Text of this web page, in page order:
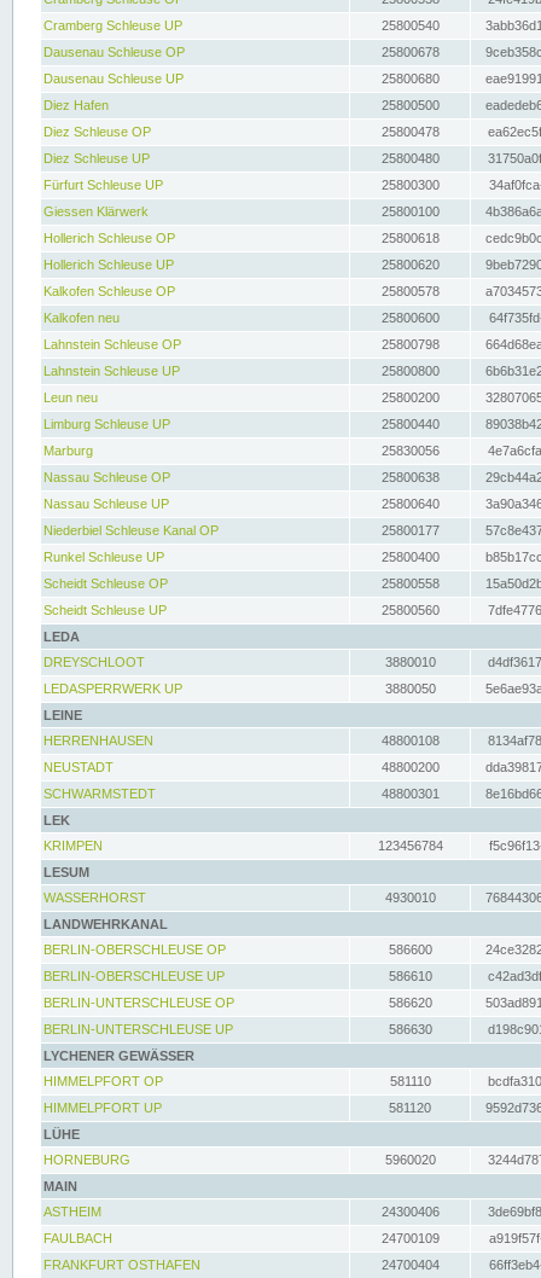
Cramberg Schleuse UP
25800540
Dausenau Schleuse OP
25800678
Dausenau Schleuse UP
25800680
Diez Hafen
25800500
Diez Schleuse OP
25800478
Diez Schleuse UP
25800480
Fürfurt Schleuse UP
25800300
Giessen Klärwerk
25800100
Hollerich Schleuse OP
25800618
Hollerich Schleuse UP
25800620
Kalkofen Schleuse OP
25800578
Kalkofen neu
25800600
Lahnstein Schleuse OP
25800798
Lahnstein Schleuse UP
25800800
Leun neu
25800200
Limburg Schleuse UP
25800440
Marburg
25830056
Nassau Schleuse OP
25800638
Nassau Schleuse UP
25800640
Niederbiel Schleuse Kanal OP
25800177
Runkel Schleuse UP
25800400
Scheidt Schleuse OP
25800558
Scheidt Schleuse UP
25800560
LEDA
DREYSCHLOOT
3880010
LEDASPERRWERK UP
3880050
LEINE
HERRENHAUSEN
48800108
NEUSTADT
48800200
SCHWARMSTEDT
48800301
LEK
KRIMPEN
123456784
LESUM
WASSERHORST
4930010
LANDWEHRKANAL
BERLIN-OBERSCHLEUSE OP
586600
BERLIN-OBERSCHLEUSE UP
586610
BERLIN-UNTERSCHLEUSE OP
586620
BERLIN-UNTERSCHLEUSE UP
586630
LYCHENER GEWÄSSER
HIMMELPFORT OP
581110
HIMMELPFORT UP
581120
LÜHE
HORNEBURG
5960020
MAIN
ASTHEIM
24300406
FAULBACH
24700109
FRANKFURT OSTHAFEN
24700404